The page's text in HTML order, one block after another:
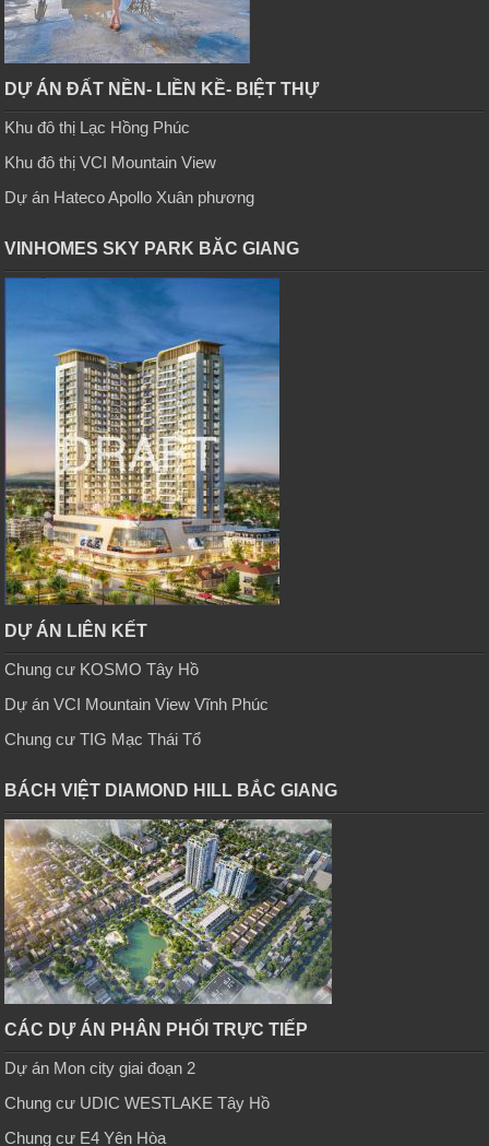
DỰ ÁN ĐẤT NỀN- LIỀN KỀ- BIỆT THỰ
Khu đô thị Lạc Hồng Phúc
Khu đô thị VCI Mountain View
Dự án Hateco Apollo Xuân phương
VINHOMES SKY PARK BĂC GIANG
DỰ ÁN LIÊN KẾT
Chung cư KOSMO Tây Hồ
Dự án VCI Mountain View Vĩnh Phúc
Chung cư TIG Mạc Thái Tổ
BÁCH VIỆT DIAMOND HILL BẮC GIANG
CÁC DỰ ÁN PHÂN PHỐI TRỰC TIẾP
Dự án Mon city giai đoạn 2
Chung cư UDIC WESTLAKE Tây Hồ
Chung cư E4 Yên Hòa